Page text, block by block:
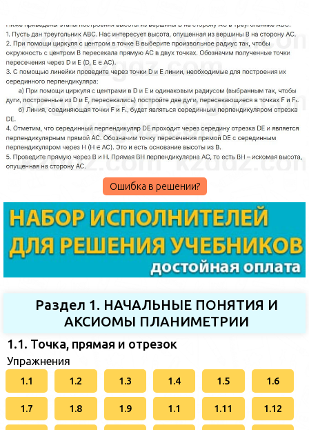
Ошибка в решении?
Раздел 1. НАЧАЛЬНЫЕ ПОНЯТИЯ И
АКСИОМЫ ПЛАНИМЕТРИИ
1.1. Точка, прямая и отрезок
Упражнения
1.1 1.2 1.3 1.4 1.5 1.6
1.7 1.8 1.9 1.1 1.11 1.12